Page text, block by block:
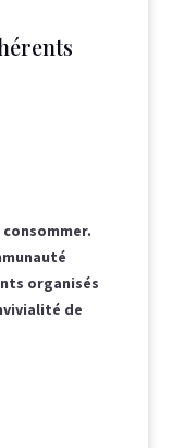
consommer.
organisés
de